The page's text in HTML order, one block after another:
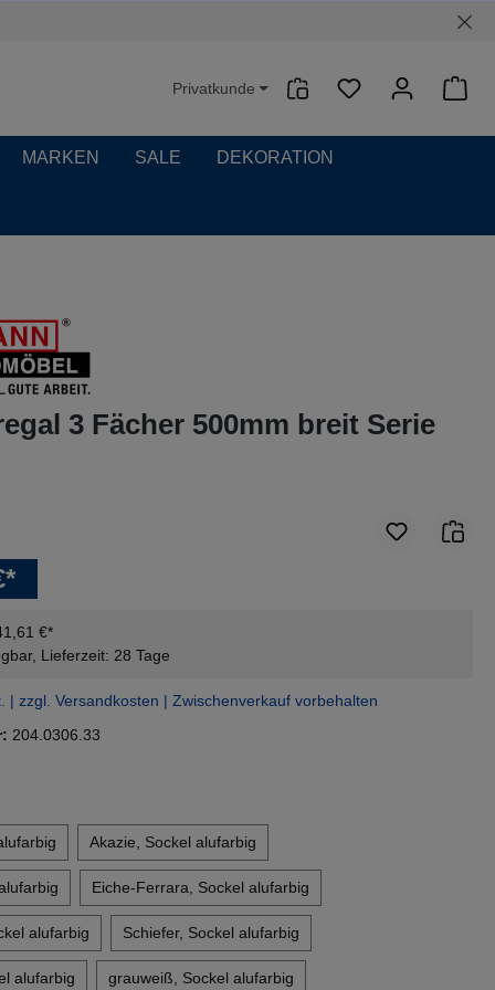
Privatkunde
MARKEN SALE DEKORATION
3 Fächer 500mm breit Serie
€*
Lieferzeit: 28 Tage
| zzgl. Versandkosten | Zwischenverkauf vorbehalten
204.0306.33
Akazie, Sockel alufarbig
Eiche-Ferrara, Sockel alufarbig
alufarbig Schiefer, Sockel alufarbig
alufarbig grauweiß, Sockel alufarbig